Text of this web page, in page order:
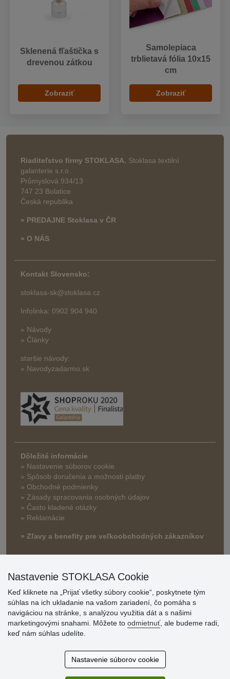
Sklenená fľaštička s
drevenou zátkou
Zobraziť
Samolepiaca
trblietavá fólia 10x15
cm
Zobraziť
Riaditeľstvo firmy STOKLASA. Stoklasa textilní
galanterie s.r.o.
Průmyslová 934/13
747 23 Bolatice
Česká republika
» PREDAJNE Stoklasa v ČR
» O NÁS
Kontakt Slovensko:
stoklasa-sk@stoklasa.cz
Infolinka: 0902 904 940
» Návody
» Články
staršie návody:
» Navodyzadarmo.sk
Dôležité informácie
» Nastavenie súborov cookie
» Spôsob doručenia a možnosti platby
» Obchodné podmienky
» Zásady spracovania osobných údajov
» Často kladené otázky
» Reklamácie
» Zľavy a benefity pre veľkoobchodných zákazníkov
Hodnotenia
Nastavenie STOKLASA Cookie
Keď kliknete na „Prijať všetky súbory cookie“, poskytnete tým
súhlas na ich ukladanie na vašom zariadení, čo pomáha s
navigáciou na stránke, s analýzou využitia dát a s našimi
marketingovými snahami. Môžete to odmietnuť, ale budeme radi,
keď nám súhlas udelíte.
Nastavenie súborov cookie